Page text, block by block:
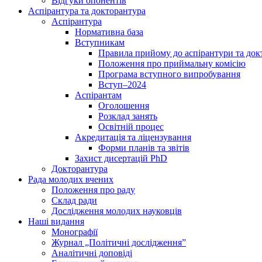
Аспірантура та докторантура
Аспірантура
Нормативна база
Вступникам
Правила прийому до аспірантури та
Положення про приймальну комісію
Програма вступного випробування
Вступ–2024
Аспірантам
Оголошення
Розклад занять
Освітній процес
Акредитація та ліцензування
Форми планів та звітів
Захист дисертацій PhD
Докторантура
Рада молодих вчених
Положення про раду
Склад ради
Дослідження молодих науковців
Наші видання
Монографії
Журнал „Політичні дослідження”
Аналітичні доповіді